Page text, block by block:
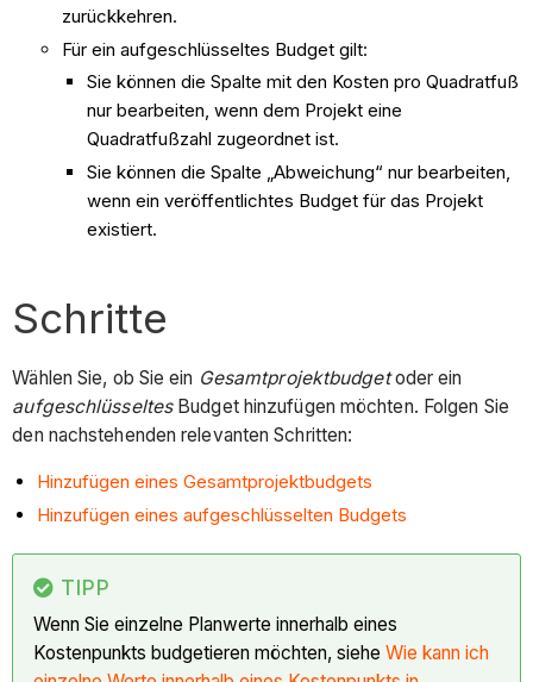
zurückkehren.
Für ein aufgeschlüsseltes Budget gilt:
Sie können die Spalte mit den Kosten pro Quadratfuß
nur bearbeiten, wenn dem Projekt eine
Quadratfußzahl zugeordnet ist.
Sie können die Spalte „Abweichung“ nur bearbeiten,
wenn ein veröffentlichtes Budget für das Projekt
existiert.
Schritte
Wählen Sie, ob Sie ein Gesamtprojektbudgetoder ein
aufgeschlüsseltesBudget hinzufügen möchten. Folgen Sie
den nachstehenden relevanten Schritten:
Hinzufügen eines Gesamtprojektbudgets
Hinzufügen eines aufgeschlüsselten Budgets
TIPP
Wenn Sie einzelne Planwerte innerhalb eines
Kostenpunkts budgetieren möchten, sieheWie kann ich